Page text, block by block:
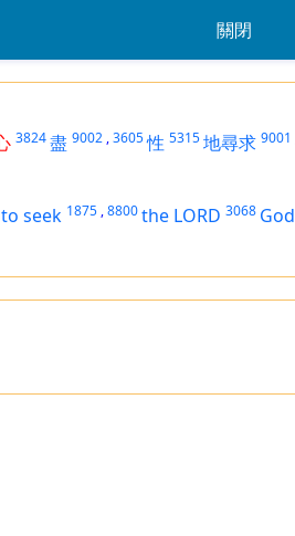
關閉
3824盡 9002 ,3605性 5315地尋求 9001
to seek 1875 ,8800the LORD 3068 God